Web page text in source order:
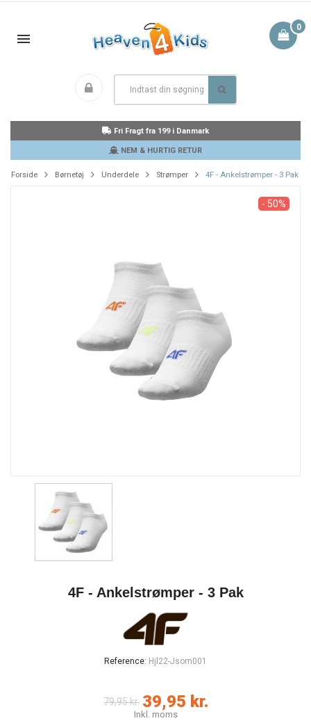
0
Fri Fragt fra 199 i Danmark
NEM & HURTIG RETUR
Forside Børnetøj Underdele Strømper 4F - Ankelstrømper - 3 Pak
- 50%
4F - Ankelstrømper - 3 Pak
Reference: Hjl22-Jsom001
79,95 kr. 39,95 kr.
Inkl. moms